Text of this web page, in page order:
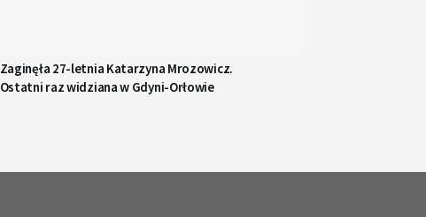
Zaginęła 27-letnia Katarzyna Mrozowicz.
Ostatni raz widziana w Gdyni-Orłowie